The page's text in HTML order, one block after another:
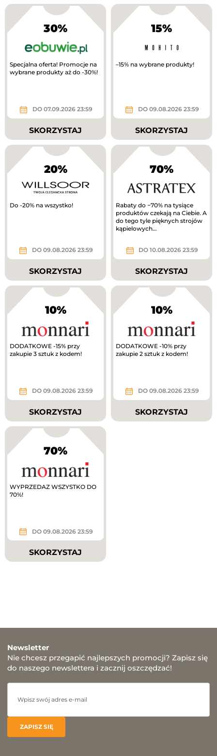
30%
Specjalna oferta! Promocje na
wybrane produkty aż do -30%!
DO 07.09.2026 23:59
SKORZYSTAJ
15%
–15% na wybrane produkty!
DO 09.08.2026 23:59
SKORZYSTAJ
20%
Do -20% na wszystko!
DO 09.08.2026 23:59
SKORZYSTAJ
70%
Rabaty do −70% na tysiące
produktów czekają na Ciebie. A
do tego tyle pięknych strojów
kąpielowych…
DO 10.08.2026 23:59
SKORZYSTAJ
10%
DODATKOWE -15% przy
zakupie 3 sztuk z kodem!
DO 09.08.2026 23:59
SKORZYSTAJ
10%
DODATKOWE -10% przy
zakupie 2 sztuk z kodem!
DO 09.08.2026 23:59
SKORZYSTAJ
70%
WYPRZEDAZ WSZYSTKO DO
70%!
DO 09.08.2026 23:59
SKORZYSTAJ
Newsletter
Nie chcesz przegapić najlepszych promocji? Zapisz się
do naszego newslettera i zacznij oszczędzać!